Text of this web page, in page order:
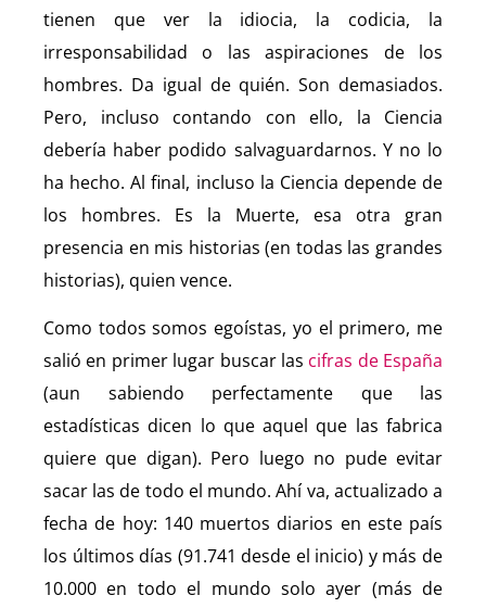
tienen que ver la idiocia, la codicia, la
irresponsabilidad o las aspiraciones de los
hombres. Da igual de quién. Son demasiados.
Pero, incluso contando con ello, la Ciencia
debería haber podido salvaguardarnos. Y no lo
ha hecho. Al final, incluso la Ciencia depende de
los hombres. Es la Muerte, esa otra gran
presencia en mis historias (en todas las grandes
historias), quien vence.
Como todos somos egoístas, yo el primero, me
salió en primer lugar buscar las cifras de España
(aun sabiendo perfectamente que las
estadísticas dicen lo que aquel que las fabrica
quiere que digan). Pero luego no pude evitar
sacar las de todo el mundo. Ahí va, actualizado a
fecha de hoy: 140 muertos diarios en este país
los últimos días (91.741 desde el inicio) y más de
10.000 en todo el mundo solo ayer (más de